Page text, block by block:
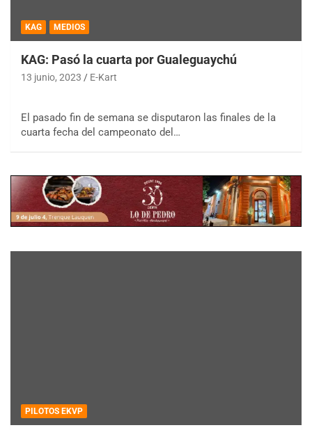
KAG MEDIOS
KAG: Pasó la cuarta por Gualeguaychú
13 junio, 2023 E-Kart
El pasado fin de semana se disputaron las finales de la
cuarta fecha del campeonato del…
PILOTOS EKVP